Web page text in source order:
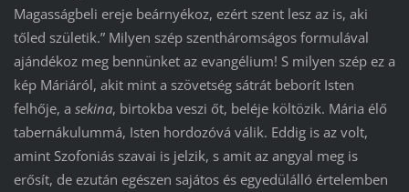
Magasságbeli ereje beárnyékoz, ezért szent lesz az is, aki
tőled születik.” Milyen szép szentháromságos formulával
ajándékoz meg bennünket az evangélium! S milyen szép ez a
kép Máriáról, akit mint a szövetség sátrát beborít Isten
felhője, a sekina, birtokba veszi őt, beléje költözik. Mária élő
tabernákulummá, Isten hordozóvá válik. Eddig is az volt,
amint Szofoniás szavai is jelzik, s amit az angyal meg is
erősít, de ezután egészen sajátos és egyedülálló értelemben